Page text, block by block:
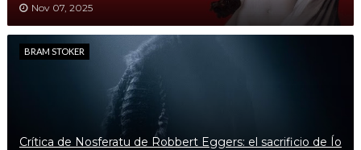
Nov 07, 2025
BRAM STOKER
Crítica de Nosferatu de Robbert Eggers: el sacrificio de Ío